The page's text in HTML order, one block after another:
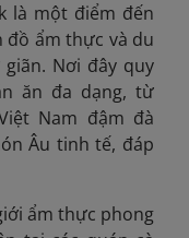
là một điểm đến
ẩm thực và du
Nơi đây quy
ăn đa dạng, từ
Nam đậm đà
Âu tinh tế, đáp
ẩm thực phong